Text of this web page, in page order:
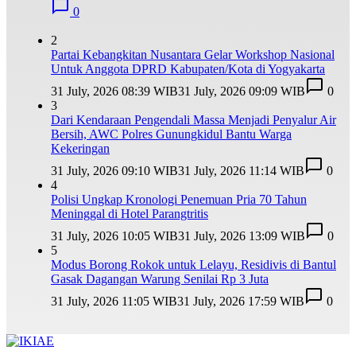
0
2
Partai Kebangkitan Nusantara Gelar Workshop Nasional
Untuk Anggota DPRD Kabupaten/Kota di Yogyakarta
31 July, 2026 08:39 WIB31 July, 2026 09:09 WIB
0
3
Dari Kendaraan Pengendali Massa Menjadi Penyalur Air
Bersih, AWC Polres Gunungkidul Bantu Warga
Kekeringan
31 July, 2026 09:10 WIB31 July, 2026 11:14 WIB
0
4
Polisi Ungkap Kronologi Penemuan Pria 70 Tahun
Meninggal di Hotel Parangtritis
31 July, 2026 10:05 WIB31 July, 2026 13:09 WIB
0
5
Modus Borong Rokok untuk Lelayu, Residivis di Bantul
Gasak Dagangan Warung Senilai Rp 3 Juta
31 July, 2026 11:05 WIB31 July, 2026 17:59 WIB 0